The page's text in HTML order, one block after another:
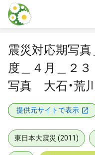
本文に飛ぶ
震災対応期写
度＿４月＿２
写真 大石・荒川
提供元サイトで表示
東日本大震災 (2011)